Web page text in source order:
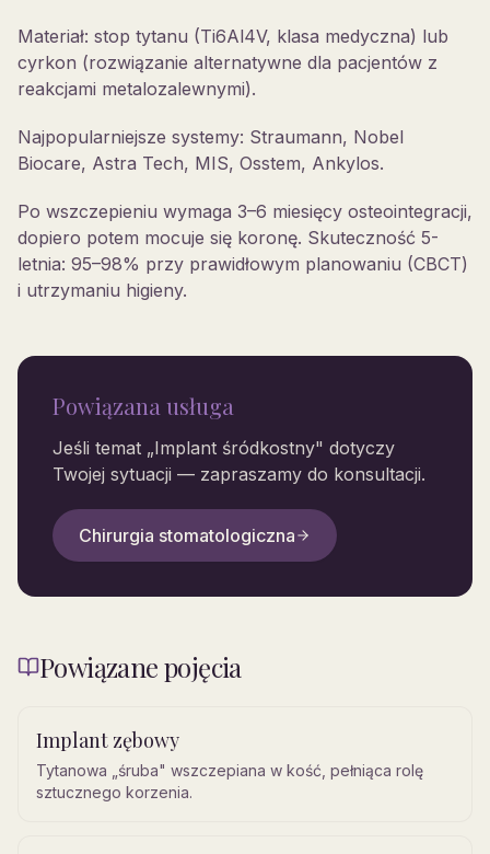
Materiał: stop tytanu (Ti6Al4V, klasa medyczna) lub
cyrkon (rozwiązanie alternatywne dla pacjentów z
reakcjami metalozalewnymi).
Najpopularniejsze systemy: Straumann, Nobel
Biocare, Astra Tech, MIS, Osstem, Ankylos.
Po wszczepieniu wymaga 3–6 miesięcy osteointegracji,
dopiero potem mocuje się koronę. Skuteczność 5-
letnia: 95–98% przy prawidłowym planowaniu (CBCT)
i utrzymaniu higieny.
Powiązana usługa
Jeśli temat „Implant śródkostny" dotyczy
Twojej sytuacji — zapraszamy do konsultacji.
Chirurgia stomatologiczna
Powiązane pojęcia
Implant zębowy
Tytanowa „śruba" wszczepiana w kość, pełniąca rolę
sztucznego korzenia.